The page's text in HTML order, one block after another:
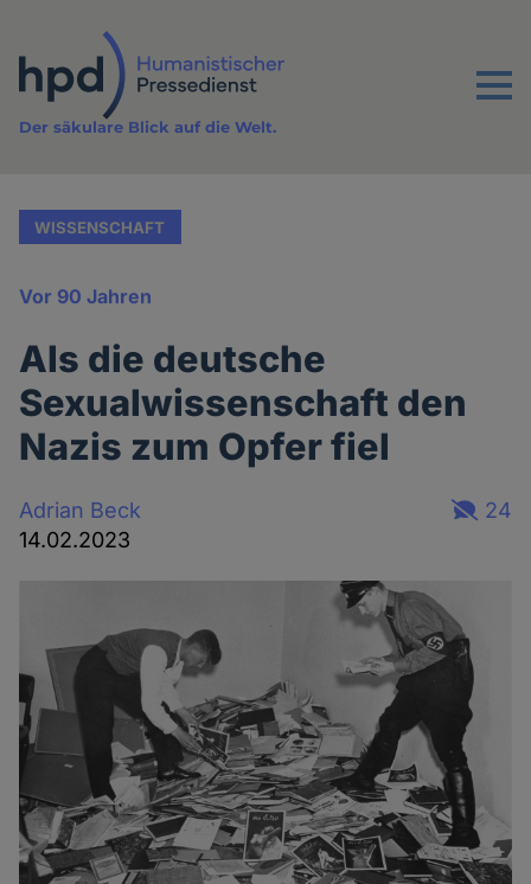
Inhalt
Menu
Der säkulare Blick auf die Welt.
WISSENSCHAFT
Vor 90 Jahren
Als die deutsche
Sexualwissenschaft den
Nazis zum Opfer fiel
Adrian Beck
14.02.2023
24